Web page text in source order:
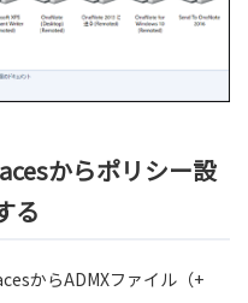
からポリシー設
る
からADMXファイル（+